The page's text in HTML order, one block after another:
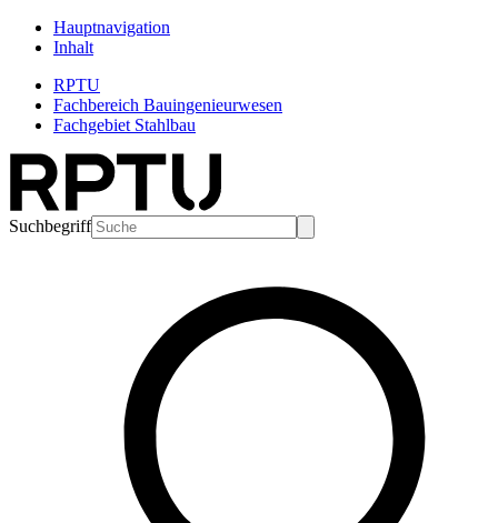
Hauptnavigation
Inhalt
RPTU
Fachbereich Bauingenieurwesen
Fachgebiet Stahlbau
Suchbegriff